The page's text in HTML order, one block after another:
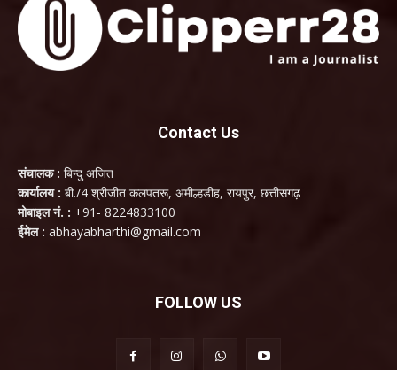
Contact Us
संचालक : बिन्दु अजित
कार्यालय : बी./4 श्रीजीत कलपतरू, अमील्हडीह, रायपुर, छत्तीसगढ़
मोबाइल नं. : +91- 8224833100
ईमेल : abhayabharthi@gmail.com
FOLLOW US